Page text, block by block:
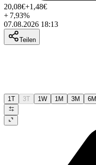
20,08€+1,48€
+ 7,93%
07.08.2026 18:13
Teilen
1T 3T 1W 1M 3M 6M